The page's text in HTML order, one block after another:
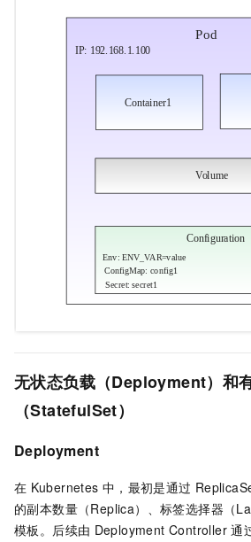
无状态负载（Deployment）和
（StatefulSet）
Deployment
在 Kubernetes 中，最初是通过
的副本数量（Replica）、标签选择器（
模板。后续由 Deployment Controller 通